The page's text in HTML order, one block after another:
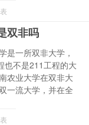
双非吗
是一所双非大学，
也不是211工程的大
农业大学在双非大
一流大学，并在全